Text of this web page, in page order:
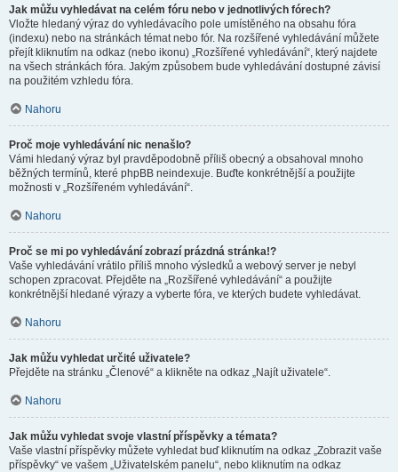
Jak můžu vyhledávat na celém fóru nebo v jednotlivých fórech?
Vložte hledaný výraz do vyhledávacího pole umístěného na obsahu fóra
(indexu) nebo na stránkách témat nebo fór. Na rozšířené vyhledávání můžete
přejít kliknutím na odkaz (nebo ikonu) „Rozšířené vyhledávání“, který najdete
na všech stránkách fóra. Jakým způsobem bude vyhledávání dostupné závisí
na použitém vzhledu fóra.
Nahoru
Proč moje vyhledávání nic nenašlo?
Vámi hledaný výraz byl pravděpodobně příliš obecný a obsahoval mnoho
běžných termínů, které phpBB neindexuje. Buďte konkrétnější a použijte
možnosti v „Rozšířeném vyhledávání“.
Nahoru
Proč se mi po vyhledávání zobrazí prázdná stránka!?
Vaše vyhledávání vrátilo příliš mnoho výsledků a webový server je nebyl
schopen zpracovat. Přejděte na „Rozšířené vyhledávání“ a použijte
konkrétnější hledané výrazy a vyberte fóra, ve kterých budete vyhledávat.
Nahoru
Jak můžu vyhledat určité uživatele?
Přejděte na stránku „Členové“ a klikněte na odkaz „Najít uživatele“.
Nahoru
Jak můžu vyhledat svoje vlastní příspěvky a témata?
Vaše vlastní příspěvky můžete vyhledat buď kliknutím na odkaz „Zobrazit vaše
příspěvky“ ve vašem „Uživatelském panelu“, nebo kliknutím na odkaz